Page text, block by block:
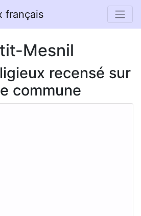
français
Mesnil
recensé sur
commune